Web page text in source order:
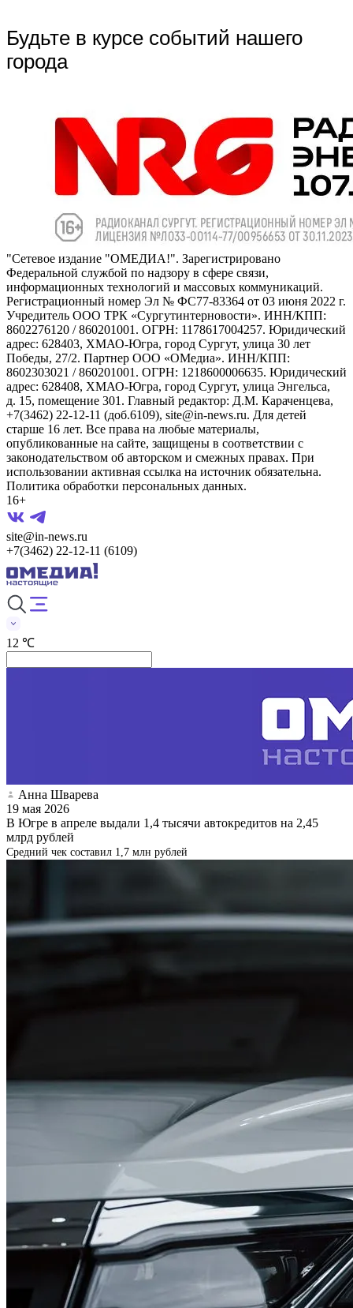
Будьте в курсе событий нашего
города
"Сетевое издание "ОМЕДИА!". Зарегистрировано
Федеральной службой по надзору в сфере связи,
информационных технологий и массовых коммуникаций.
Регистрационный номер Эл № ФС77-83364 от 03 июня 2022 г.
Учредитель ООО ТРК «Сургутинтерновости». ИНН/КПП:
8602276120 / 860201001. ОГРН: 1178617004257. Юридический
адрес: 628403, ХМАО-Югра, город Сургут, улица 30 лет
Победы, 27/2. Партнер ООО «ОМедиа». ИНН/КПП:
8602303021 / 860201001. ОГРН: 1218600006635. Юридический
адрес: 628408, ХМАО-Югра, город Сургут, улица Энгельса,
д. 15, помещение 301. Главный редактор: Д.М. Караченцева,
+7(3462) 22-12-11 (доб.6109), site@in-news.ru. Для детей
старше 16 лет. Все права на любые материалы,
опубликованные на сайте, защищены в соответствии с
законодательством об авторском и смежных правах. При
использовании активная ссылка на источник обязательна.
Политика обработки персональных данных.
16+
site@in-news.ru
+7(3462) 22-12-11 (6109)
12 ℃
Анна Шварева
19 мая 2026
В Югре в апреле выдали 1,4 тысячи автокредитов на 2,45
млрд рублей
Средний чек составил 1,7 млн рублей